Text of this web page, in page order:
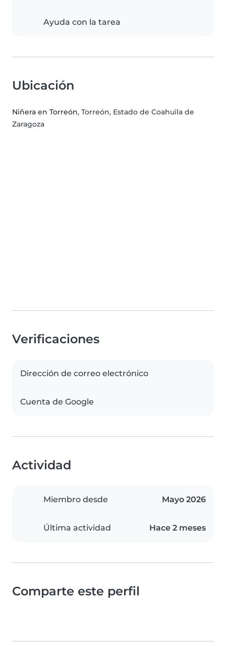
Ayuda con la tarea
Ubicación
Niñera en Torreón, Torreón, Estado de Coahuila de
Zaragoza
Verificaciones
Dirección de correo electrónico
Cuenta de Google
Actividad
Miembro desde Mayo 2026
Última actividad Hace 2 meses
Comparte este perfil